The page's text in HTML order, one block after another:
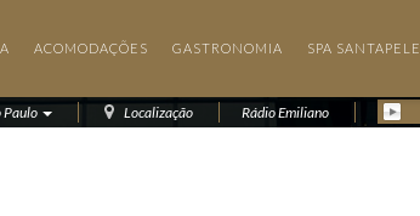
ACOMODAÇÕES GASTRONOMIA SPA SANTAPELE
Paulo Localização Rádio Emiliano